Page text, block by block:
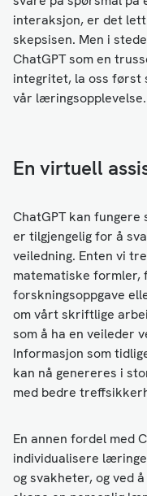
interaksjon, er det
skepsisen. Men i
ChatGPT som en
integritet, la oss først
vår læringsopplevelse.
En virtuell
ChatGPT kan
er tilgjengelig for å
veiledning. Enten vi
matematiske formler,
forskningsoppgave
om vårt skriftlige
som å ha en veileder
Informasjon som
kan nå genereres i
med bedre
En annen fordel med
individualisere
og svakheter, og ved